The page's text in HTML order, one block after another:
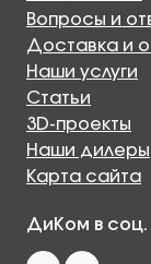
Вопросы и
Доставка и
Наши услуги
Статьи
3D-проекты
Наши дилеры
Карта сайта
ДиКом в соц.